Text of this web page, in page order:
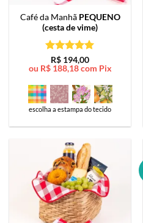
Café da Manhã PEQUENO
(cesta de vime)
Avaliação5
de 5
R$ 194,00
ou R$188,18 com Pix
escolha a estampa do tecido